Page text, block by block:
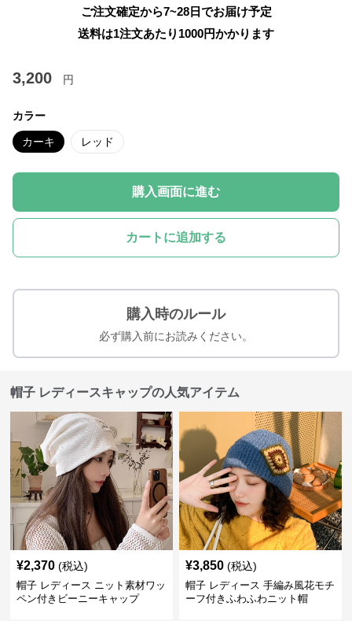
ご注文確定から7~28日でお届け予定
送料は1注文あたり 1000円かかります
3,200 円
カラー
カーキ レッド
購入画面に進む
カートに追加する
購入時のルール
必ず購入前にお読みください。
帽子 レディースキャップの人気アイテム
¥2,370 (税込)
帽子 レディース ニット素材ワッ
ペン付きビーニーキャップ
¥3,850 (税込)
帽子 レディース 手編み風花モチ
ーフ付きふわふわニット帽